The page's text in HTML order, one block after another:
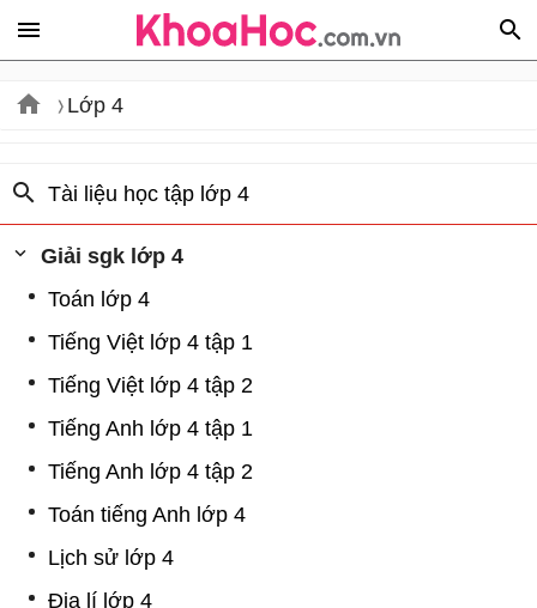
Lớp 4
Tài liệu học tập lớp 4
Giải sgk lớp 4
Toán lớp 4
Tiếng Việt lớp 4 tập 1
Tiếng Việt lớp 4 tập 2
Tiếng Anh lớp 4 tập 1
Tiếng Anh lớp 4 tập 2
Toán tiếng Anh lớp 4
Lịch sử lớp 4
Địa lí lớp 4